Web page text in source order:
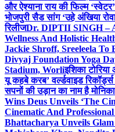
और ऐश्याना राय की फिल्म ‘स्वेटर’
भोजपुरी सैड सांग ‘उहे अंखिया
रिलीजDr. DIPTII SINGH –
Wellness And Holistic
Jackie Shroff, Sreeleela
Divyaj Foundation Yoga
Stadium, Worliइशिका
यू कहबे करब’ वर्ल्डवाइड
सपनों की उड़ान का नाम है
Wins Deus Unveils ‘The
Cinematic And
Bhattacharya Unveils